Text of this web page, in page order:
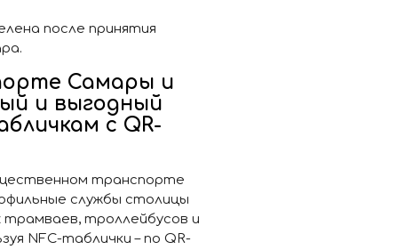
после принятия
Самары и
и выгодный
с QR-
транспорте
службы столицы
трамваев, троллейбусов и
NFC-таблички – по QR-